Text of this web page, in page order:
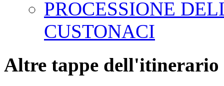
PROCESSIONE
CUSTONACI
Altre tappe